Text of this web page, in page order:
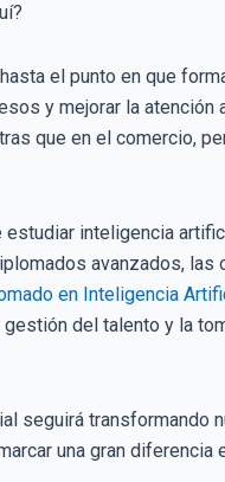
el punto en que
y mejorar la atención
que en el comercio,
inteligencia
avanzados, las
en Inteligencia
del talento y la
seguirá transformando
una gran diferencia